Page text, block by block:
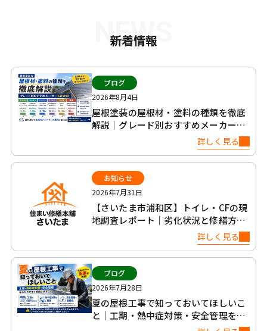
NEWS
新着情報
ブログ
2026年8月4日
屋根塗装の屋根材・塗料の種類を徹底
解説｜グレード別おすすめメーカー6
詳しく見る
お知らせ
2026年7月31日
【さいたま市浦和区】トイレ・CFの現
地調査レポート｜劣化状況と修繕方法
詳しく見る
ブログ
2026年7月28日
夏の屋根工事で知っておいてほしいこ
と｜工期・熱中症対策・安全管理を正